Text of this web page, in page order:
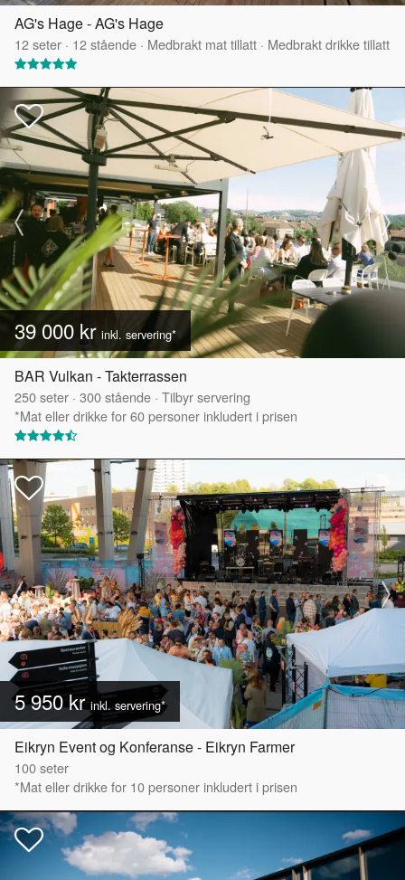
AG's Hage - AG's Hage
12seter · 12stående · Medbrakt mat tillatt · Medbrakt drikke tillatt
39 000 kr inkl. servering*
BAR Vulkan - Takterrassen
250seter · 300stående · Tilbyr servering
*Mat eller drikke for 60 personer inkludert i prisen
5 950 kr inkl. servering*
Eikryn Event og Konferanse - Eikryn Farmer
100seter
*Mat eller drikke for 10 personer inkludert i prisen